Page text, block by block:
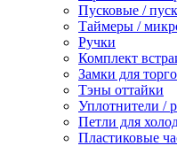
Пусковые /
Таймеры /
Ручки
Комплект
Замки для
Тэны оттайки
Уплотнители /
Петли для
Пластиковые